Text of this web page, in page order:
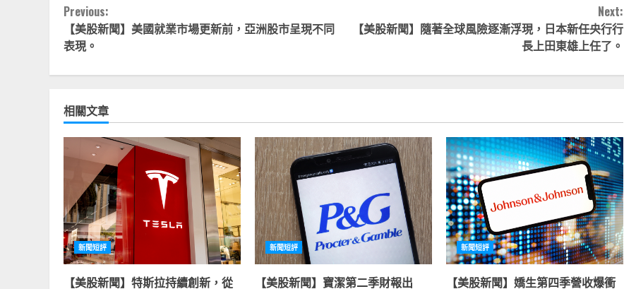
Continue
Reading
Previous:
【美股新聞】美國就業市場更新前，亞洲股市呈現不同
表現。
Next:
【美股新聞】隨著全球風險逐漸浮現，日本新任央行行
長上田東雄上任了。
相關文章
新聞短評
【美股新聞】特斯拉持續創新，從
新聞短評
【美股新聞】寶潔第二季財報出
新聞短評
【美股新聞】嬌生第四季營收爆衝